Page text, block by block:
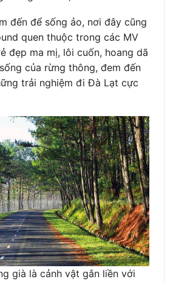
đến để sống ảo, nơi đây cũng
quen thuộc trong các MV
đẹp ma mị, lôi cuốn, hoang dã
của rừng thông, đem đến
trải nghiệm đi Đà Lạt cực
già là cảnh vật gắn liền với